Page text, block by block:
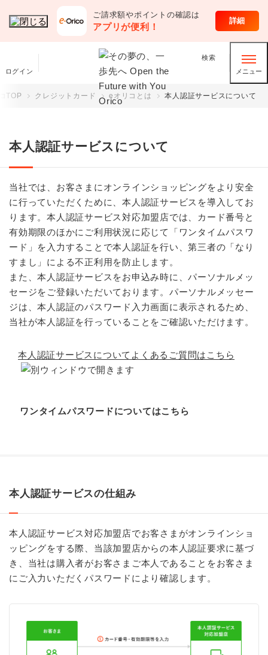
ご請求額やポイントの確認は
アプリが便利！
詳細
ログイン
検索
メニュー
クレジットカード
TOP クレジットカード eオリコとは 本人認証サービスについて
本人認証サービスについて
当社では、お客さまにオンラインショッピングをより安全
に行っていただくために、本人認証サービスを導入してお
ります。本人認証サービス対応加盟店では、カード番号と
有効期限のほかにご利用状況に応じて「ワンタイムパスワ
ード」を入力することで本人認証を行い、第三者の「なり
すまし」による不正利用を防止します。
また、本人認証サービスをお申込み時に、パーソナルメッ
セージをご登録いただいております。パーソナルメッセー
ジは、本人認証のパスワード入力画面に表示されるため、
当社が本人認証を行っていることをご確認いただけます。
本人認証サービスについてよくあるご質問はこちら
ワンタイムパスワードについてはこちら
本人認証サービスの仕組み
本人認証サービス対応加盟店でお客さまがオンラインショ
ッピングをする際、当該加盟店からの本人認証要求に基づ
き、当社は購入者がお客さまご本人であることをお客さま
にご入力いただくパスワードにより確認します。